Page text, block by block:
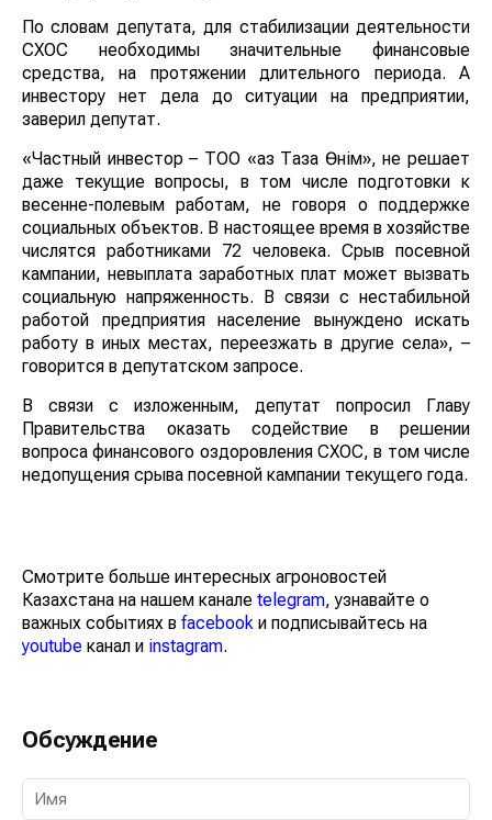
По словам депутата, для стабилизации деятельности
СХОС необходимы значительные финансовые
средства, на протяжении длительного периода. А
инвестору нет дела до ситуации на предприятии,
заверил депутат.
«Частный инвестор – ТОО «Қаз Таза Өнім», не решает
даже текущие вопросы, в том числе подготовки к
весенне-полевым работам, не говоря о поддержке
социальных объектов. В настоящее время в хозяйстве
числятся работниками 72 человека. Срыв посевной
кампании, невыплата заработных плат может вызвать
социальную напряженность. В связи с нестабильной
работой предприятия население вынуждено искать
работу в иных местах, переезжать в другие села», –
говорится в депутатском запросе.
В связи с изложенным, депутат попросил Главу
Правительства оказать содействие в решении
вопроса финансового оздоровления СХОС, в том числе
недопущения срыва посевной кампании текущего года.
Смотрите больше интересных агроновостей
Казахстана на нашем канале telegram, узнавайте о
важных событиях в facebook и подписывайтесь на
youtube канал и instagram.
Обсуждение